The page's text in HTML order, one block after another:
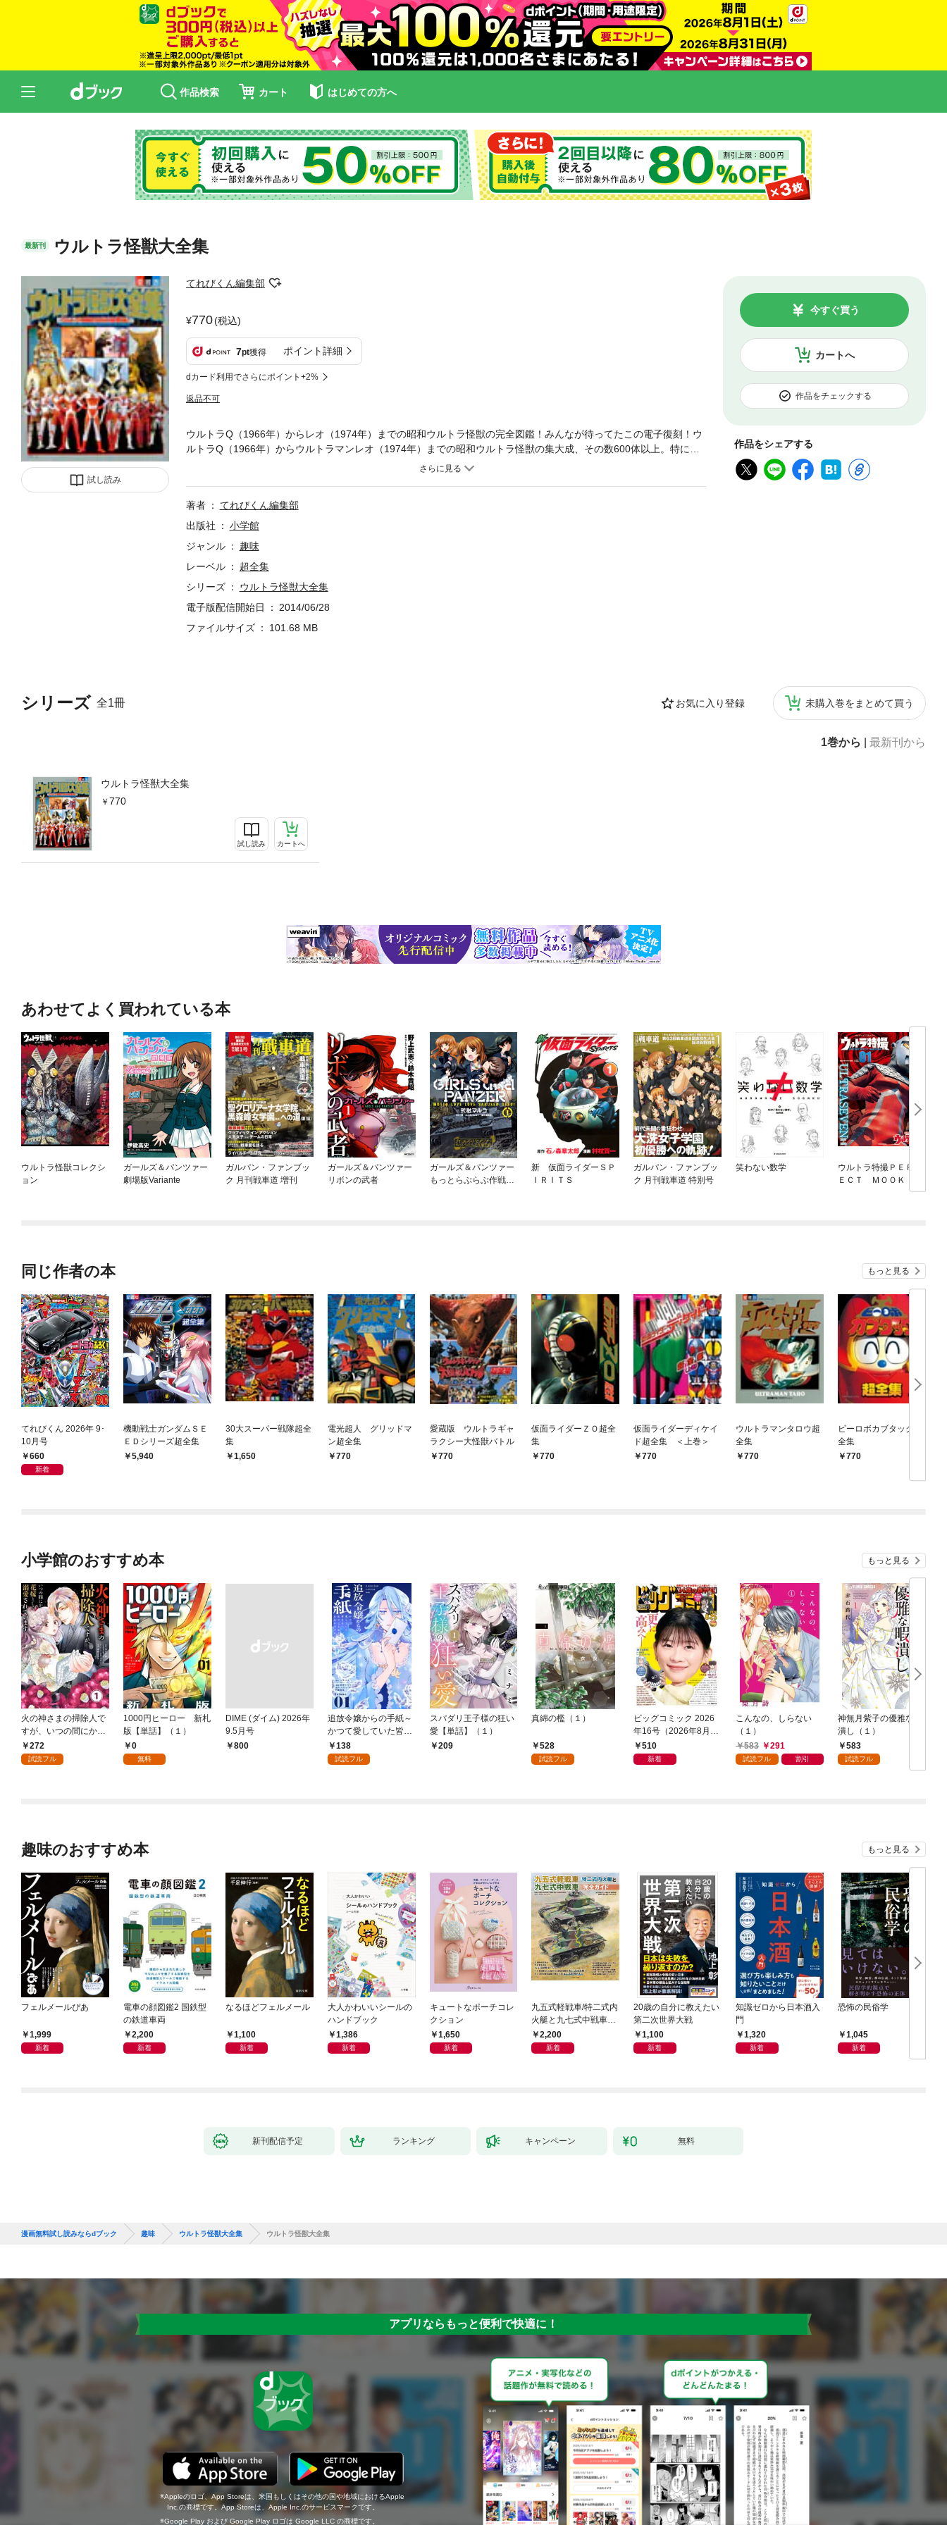
作品検索 カート はじめての方へ
最新刊 ウルトラ怪獣大全集
試し読み
てれびくん編集部
770(税込)
7pt獲得 ポイント詳細
dカード利用でさらにポイント+2%
返品不可
カートへ
今すぐ買う
作品をチェックする
作品をシェアする
シリーズ 全1冊 お気に入り登録 未購入巻をまとめて買う
1巻から 最新刊から
ウルトラ怪獣大全集
770
試し読み カートへ
ウルトラQ（1966年）からレオ（1974年）までの昭和ウルトラ怪獣の完全図鑑！みんなが待ってたこの電子復刻！ウ
ルトラQ（1966年）からウルトラマンレオ（1974年）までの昭和ウルトラ怪獣の集大成、その数600体以上。特にウ
ルトラQやウルトラマンなど古い時代の作品は、撮影時のスチールもあまり撮っておらず、フィルムの管理も今ほど
った大人たちも、現在ウルトラファンの子どもたちも、小学館社員さえも待っていたこの電子復刻、文字通りの怪獣
バイブルである。超全集シリーズ中で最も刷りを重ねているのはこの本で、1984年9月発行の初版から増刷を続け、
だし校正データ段階の数値）。※このコンテンツは底本が古いので、紙面データのクリーンアップに努めてはおります
が、写真等、若干お見苦しい箇所があるかも知れません。あらかじめご了承ください。【ご注意】※レイアウトの関係
で、お使いの端末によっては読みづらい場合がございます。タブレット端末、PCで閲覧することを推奨します。 ※こ
著者
てれびくん編集部
出版社
小学館
ジャンル
趣味
レーベル
超全集
シリーズ
ウルトラ怪獣大全集
電子版配信開始日
2014/06/28
ファイルサイズ
101.68 MB
あわせてよく買われている本
ウルトラ怪獣コレクシ
ョン
ガールズ＆パンツァー
劇場版Variante
ガルパン・ファンブッ
ク 月刊戦車道 増刊
ガールズ＆パンツァー
リボンの武者
ガールズ＆パンツァー
もっとらぶらぶ作戦で
新 仮面ライダーＳＰ
ＩＲＩＴＳ
ガルパン・ファンブッ
ク 月刊戦車道 特別号
笑わない数学
ウルトラ特撮ＰＥＲＦ
ＥＣＴ ＭＯＯＫ
同じ作者の本 もっと見る
てれびくん 2026年 9･
10月号
660
新着
機動戦士ガンダムＳＥ
ＥＤシリーズ超全集
5,940
30大スーパー戦隊超全
集
1,650
電光超人 グリッドマ
ン超全集
770
愛蔵版 ウルトラギャ
ラクシー大怪獣バトル
770
仮面ライダーＺＯ超全
集
770
仮面ライダーディケイ
ド超全集 ＜上巻＞
770
ウルトラマンタロウ超
全集
770
ビーロボカブタック超
全集
770
小学館のおすすめ本 もっと見る
火の神さまの掃除人で
すが、いつの間にか花
嫁として溺愛されてい
ます【単話】（１）
272
試読フル
1000円ヒーロー 新札
版【単話】（１）
0
無料
DIME (ダイム) 2026年
9.5月号
￥800
追放令嬢からの手紙～
かつて愛していた皆さ
まへ 私のことなどお忘
れですか？～【単話】
138
試読フル
スパダリ王子様の狂い
愛【単話】（１）
209
真綿の檻（１）
528
試読フル
ビッグコミック 2026
年16号（2026年8月7
日発売）
510
新着
こんなの、しらない
（１）
583
291
試読フル 割引
神無月紫子の優雅な暇
潰し（１）
583
試読フル
趣味のおすすめ本 もっと見る
フェルメールぴあ
1,999
新着
電車の顔図鑑2 国鉄型
の鉄道車両
2,200
新着
なるほどフェルメール
1,100
新着
大人かわいいシールの
ハンドブック
1,386
新着
キュートなポーチコレ
クション
1,650
新着
九五式軽戦車/特二式内
火艇と九七式中戦車完
全ガイド
2,200
新着
20歳の自分に教えたい
第二次世界大戦
1,100
新着
知識ゼロから日本酒入
門
1,320
新着
恐怖の民俗学
1,045
新着
新刊配信予定 ランキング キャンペーン 無料
漫画無料試し読みならdブック 趣味 ウルトラ怪獣大全集 ウルトラ怪獣大全集
アプリならもっと便利で快適に！
Appleのロゴ、App Storeは、米国もしくはその他の国や地域におけるApple
Inc.の商標です。App Storeは、Apple Inc.のサービスマークです。
Google Play および Google Play ロゴは Google LLC の商標です。